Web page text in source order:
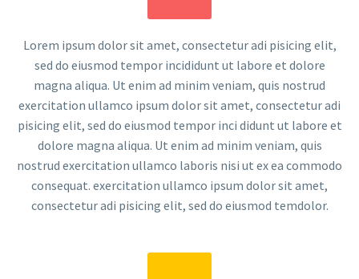
Lorem ipsum dolor sit amet, consectetur adi pisicing elit,
sed do eiusmod tempor incididunt ut labore et dolore
magna aliqua. Ut enim ad minim veniam, quis nostrud
exercitation ullamco ipsum dolor sit amet, consectetur adi
pisicing elit, sed do eiusmod tempor inci didunt ut labore et
dolore magna aliqua. Ut enim ad minim veniam, quis
nostrud exercitation ullamco laboris nisi ut ex ea commodo
consequat. exercitation ullamco ipsum dolor sit amet,
consectetur adi pisicing elit, sed do eiusmod temdolor.